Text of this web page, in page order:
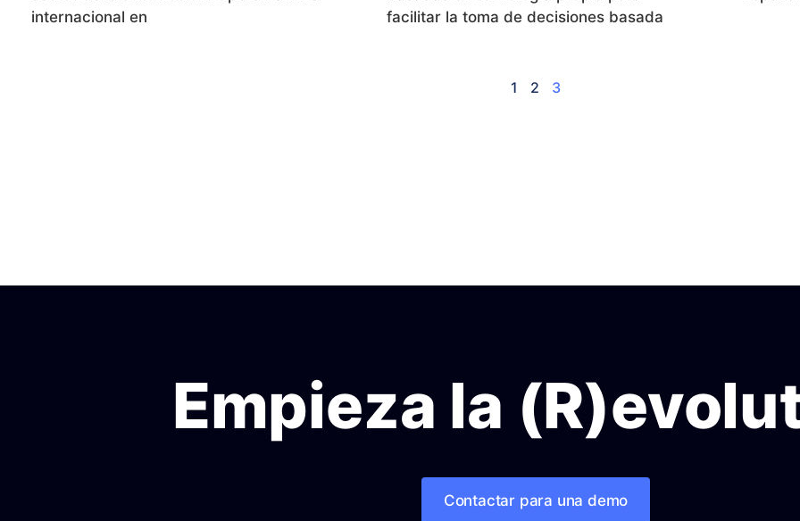
internacional en
facilitar la toma de decisiones basada
1 2 3
Empieza la
Contactar para una demo